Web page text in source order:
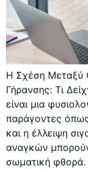
Η Σχέση Μεταξύ
Γήρανσης: Τι
είναι μια
παράγοντες
και η έλλειψη
αναγκών
σωματική